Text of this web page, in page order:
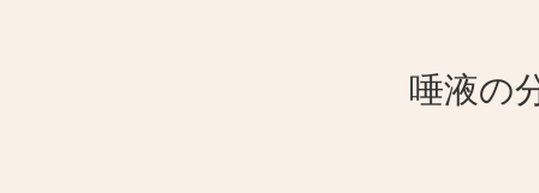
唾液の